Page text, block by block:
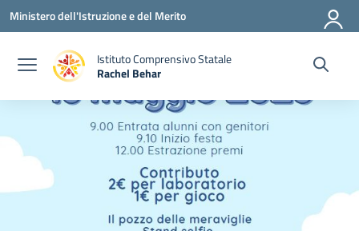
Vai ai contenuti
Vai al menu di navigazione
Vai al footer
Ministero dell'Istruzione e del Merito
Istituto Comprensivo Statale
Rachel Behar